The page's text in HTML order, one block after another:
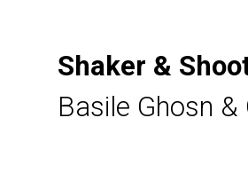
Shaker &
Basile Ghosn &